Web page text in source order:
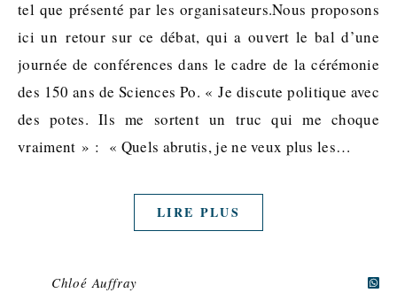
tel que présenté par les organisateurs.Nous proposons
ici un retour sur ce débat, qui a ouvert le bal d’une
journée de conférences dans le cadre de la cérémonie
des 150 ans de Sciences Po. « Je discute politique avec
des potes. Ils me sortent un truc qui me choque
vraiment » : « Quels abrutis, je ne veux plus les…
LIRE PLUS
Chloé Auffray